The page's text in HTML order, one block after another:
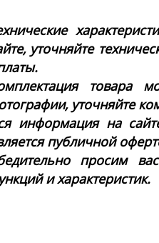
уточняйте
товара
уточняйте
информация на
публичной
просим
и характеристик.